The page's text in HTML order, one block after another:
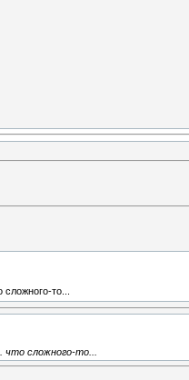
то...
сложного-то...